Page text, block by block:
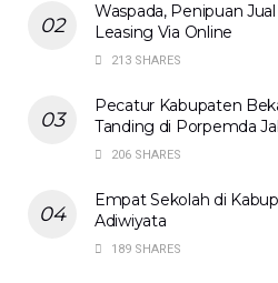
Waspada, Penipuan
Leasing Via Online
213 SHARES
Pecatur Kabupaten
Tanding di Porpemda
206 SHARES
Empat Sekolah di
Adiwiyata
189 SHARES